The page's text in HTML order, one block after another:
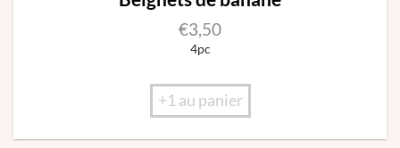
€3,50
4pc
+1 au panier